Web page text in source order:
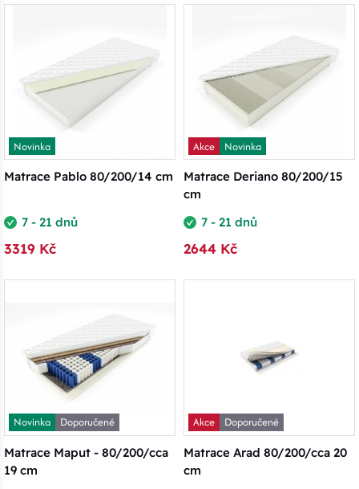
Novinka
Matrace Pablo 80/200/14 cm
7 - 21 dnů
3319 Kč
Akce
Novinka
Matrace Deriano 80/200/15
cm
7 - 21 dnů
2644 Kč
Novinka
Doporučené
Matrace Maput - 80/200/cca
19 cm
Akce
Doporučené
Matrace Arad 80/200/cca 20
cm